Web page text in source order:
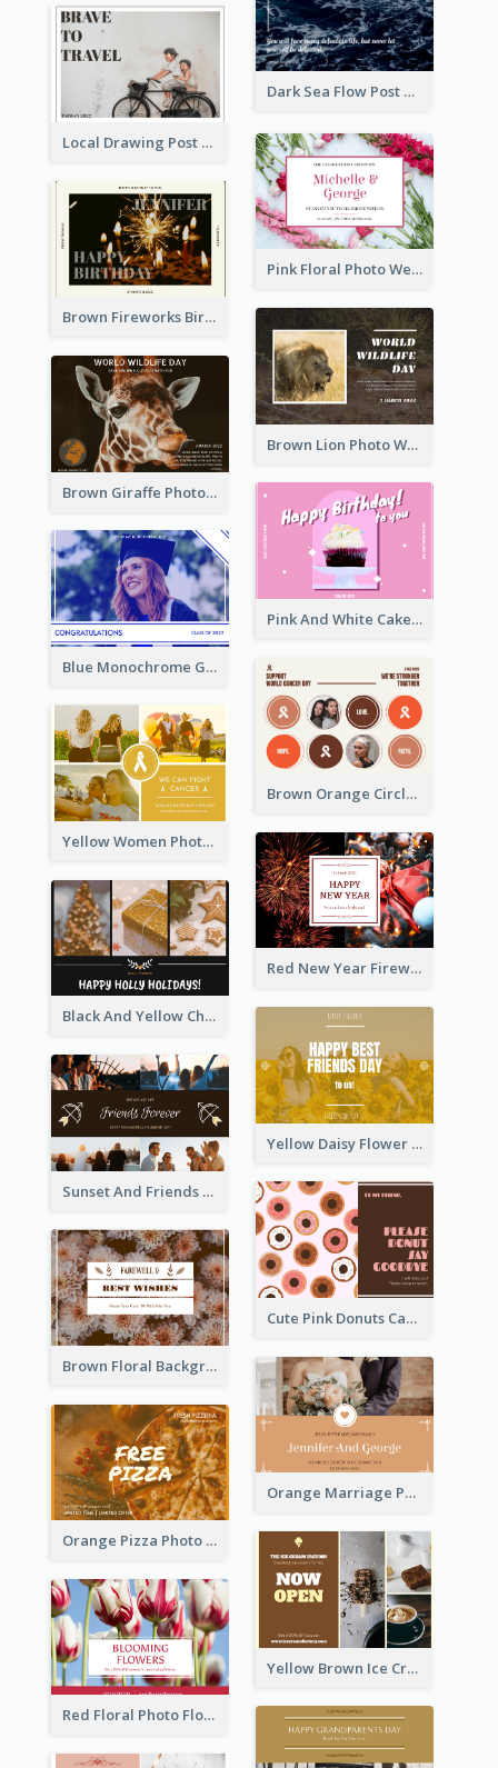
Dark Sea Flow Post Cards
Local Drawing Post Card
Pink Floral Photo Wedding Postcard
Brown Fireworks Birthday Postcard
Brown Lion Photo World Wildlife Day Post Card
Brown Giraffe Photo World Wildlife Day Post Card
Pink And White Cake Photo Birthday Postcard
Blue Monochrome Graduation Photo Congratulations Postcard
Brown Orange Circles World Cancer Day Postcard
Yellow Women Photo Grid World Cancer Day Postcard
Red New Year Fireworks and Bow Tie Postcard
Black And Yellow Christmas Photos Postcard
Yellow Daisy Flower Friendship Forever Postcard
Sunset And Friends Photo Friendship Postcard
Cute Pink Donuts Cartoon Farewell Postcard
Brown Floral Background Farewell Postcard
Orange Marriage Photo Celebration Postcard
Orange Pizza Photo Restaurant Postcard
Yellow Brown Ice Cream Shop Postcard
Red Floral Photo Flower Shop Postcard